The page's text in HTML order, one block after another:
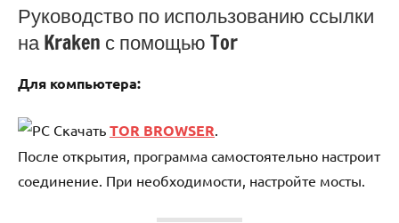
Руководство по использованию ссылки
на Kraken с помощью Tor
Для компьютера:
Скачать TOR BROWSER.
После открытия, программа самостоятельно настроит
соединение. При необходимости, настройте мосты.